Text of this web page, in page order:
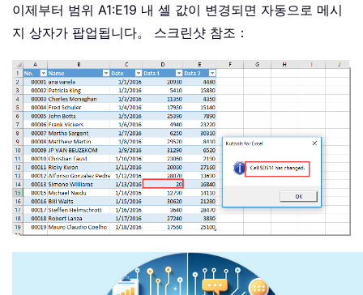
이제부터 범위 A1:E19 내 셀 값이 변경되면 자동으로 메시
지 상자가 팝업됩니다。 스크린샷 참조：